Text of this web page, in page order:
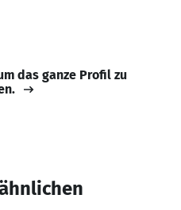
das ganze Profil zu